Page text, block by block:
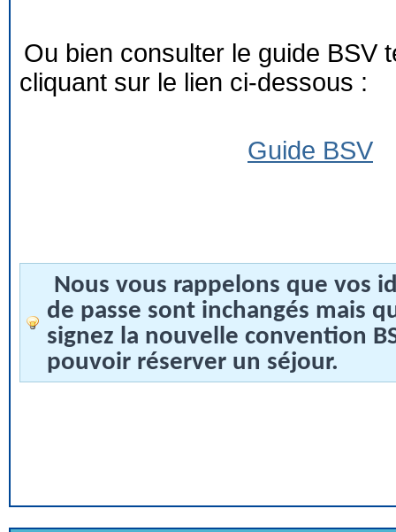
Ou bien consulter le guide BSV
cliquant sur le lien ci-dessous :
Guide BSV
Nous vous rappelons que vos
de passe sont inchangés mais
signez la nouvelle convention
pouvoir réserver un séjour.